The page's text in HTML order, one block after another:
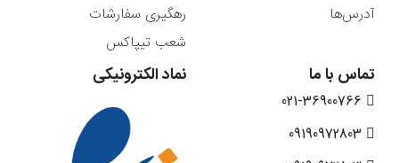
آدرس‌ها
رهگیری سفارشات
شعب تیپاکس
تماس با ما نماد الکترونیکی